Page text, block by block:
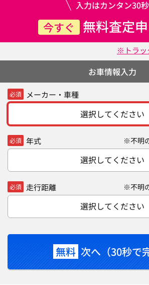
入力はカンタン30秒
今すぐ 無料査定
※トラッ
お車情報入力
必須 メーカー・車種
選択してください
必須 年式 ※不明
選択してください
必須 走行距離 ※不明
選択してください
無料 次へ（30秒で